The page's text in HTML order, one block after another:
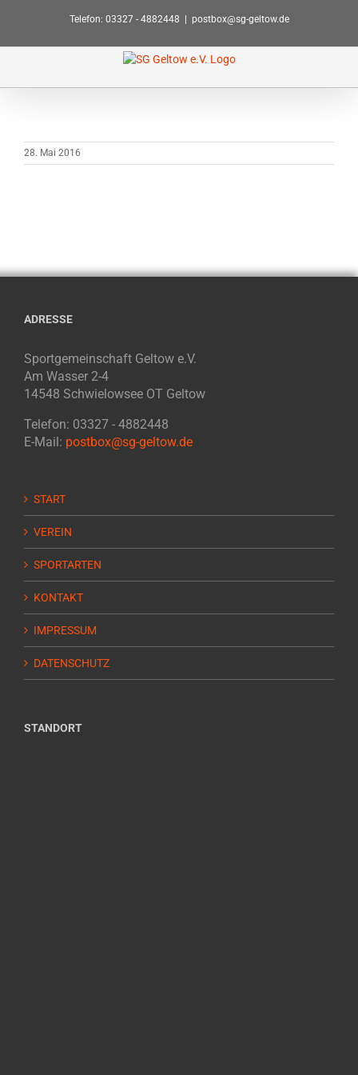
Telefon: 03327 - 4882448 postbox@sg-geltow.de
28. Mai 2016
ADRESSE
Sportgemeinschaft Geltow e.V.
Am Wasser 2-4
14548 Schwielowsee OT Geltow
Telefon: 03327 - 4882448
E-Mail: postbox@sg-geltow.de
START
VEREIN
SPORTARTEN
KONTAKT
IMPRESSUM
DATENSCHUTZ
STANDORT